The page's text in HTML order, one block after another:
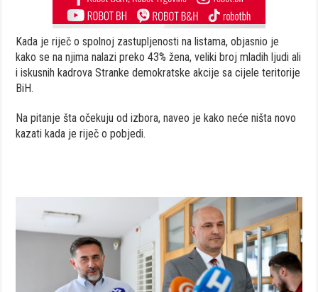
Kada je riječ o spolnoj zastupljenosti na listama, objasnio je
kako se na njima nalazi preko 43% žena, veliki broj mladih ljudi ali
i iskusnih kadrova Stranke demokratske akcije sa cijele teritorije
BiH.
Na pitanje šta očekuju od izbora, naveo je kako neće ništa novo
kazati kada je riječ o pobjedi.